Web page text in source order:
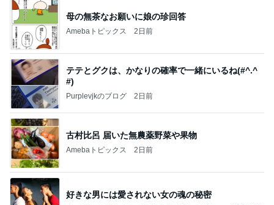
母の無茶なお願いに娘の珍回答
Amebaトピックス 2日前
テテとグクは、かなりの確率で一緒にいるね(#^.^
#)
Purplevjkのブログ 2日前
古村比呂 届いた無農薬野菜や果物
Amebaトピックス 2日前
好きな男には愛されない女の魂の秘密